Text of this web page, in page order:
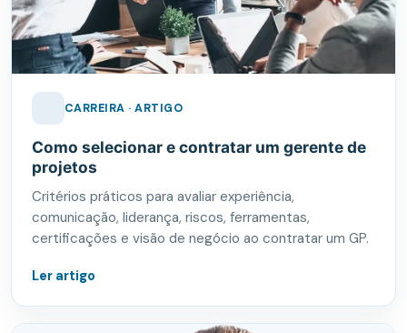
CARREIRA · ARTIGO
Como selecionar e contratar um gerente de
projetos
Critérios práticos para avaliar experiência,
comunicação, liderança, riscos, ferramentas,
certificações e visão de negócio ao contratar um GP.
Ler artigo